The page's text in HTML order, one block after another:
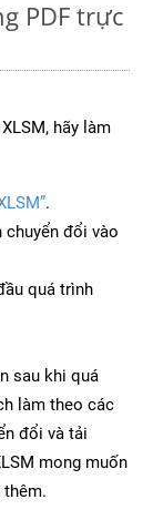
PDF trực
hãy làm
.
chuyển đổi vào
quá trình
sau khi quá
làm theo các
đổi và tải
mong muốn
thêm.